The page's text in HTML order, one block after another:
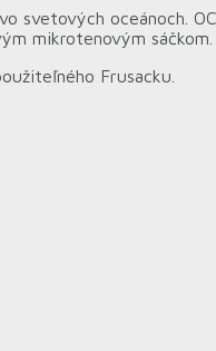
svetových oceánoch.
mikrotenovým sáčkom.
Frusacku.